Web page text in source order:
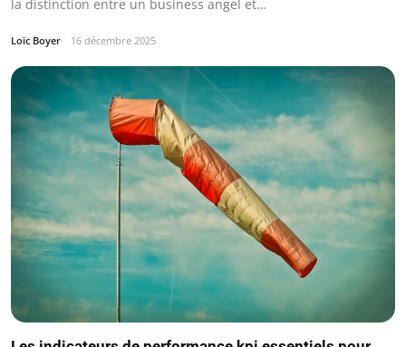
la distinction entre un business angel et…
Loïc Boyer 16 décembre 2025